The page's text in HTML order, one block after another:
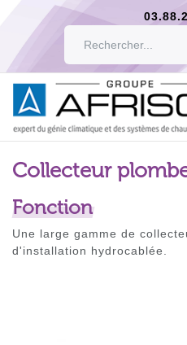
Collecteur
Fonction
Une large gamme de
d'installation hydrocablée.